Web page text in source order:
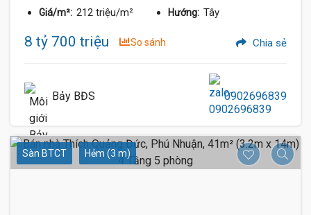
Giá/m²: 212 triệu/m² Hướng: Tây
8 tỷ 700 triệu So sánh Chia sẻ
Bảy BĐS 0902696839
Sàn BTCT Hẻm (3 m)